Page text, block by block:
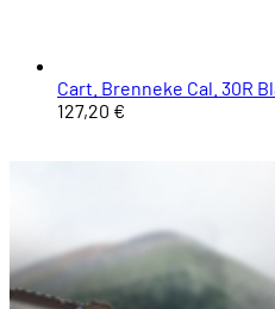
Cart. Brenneke Cal. 30R
127,20 €